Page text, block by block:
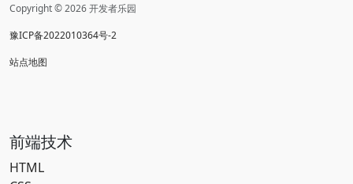
Copyright © 2026 开发者乐园
豫ICP备2022010364号-2
站点地图
前端技术
HTML